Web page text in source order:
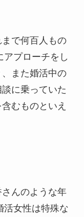
で何百人もの
アプローチをし
また婚活中の
に乗っていた
むものといえ
んのような年
活女性は特殊な